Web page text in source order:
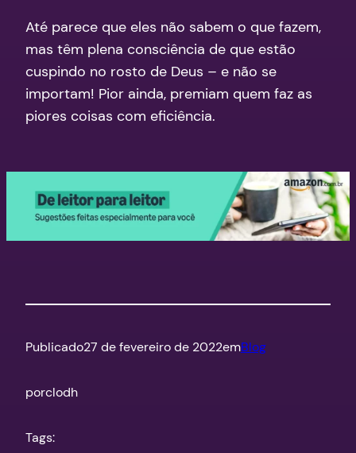
Até parece que eles não sabem o que fazem,
mas têm plena consciência de que estão
cuspindo no rosto de Deus – e não se
importam! Pior ainda, premiam quem faz as
piores coisas com eficiência.
Publicado27 de fevereiro de 2022emBlog
porclodh
Tags: